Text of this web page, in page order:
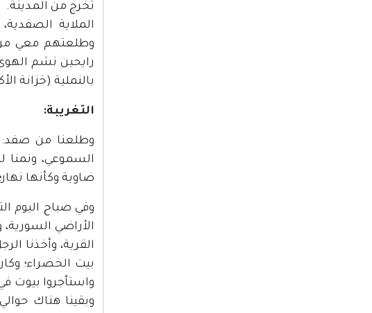
تخرج من المدينة.
الملاية
وطلعتهم معي
رايحين نشم
بالنملية (خزانة
التغريبة:
وطلعنا من صفد:
السموعي، ونمنا
ضاوية وكأنها
وفي صباح اليوم
الأراضي
القرية، وأخذنا
بيت الخضراء؛
واستأجروا بيوت
وبقينا هناك